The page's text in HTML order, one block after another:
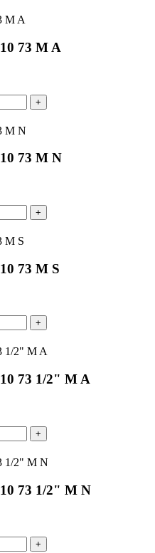
73 M A
+
73 M N
+
73 M S
+
73 1/2" M A
+
73 1/2" M N
+